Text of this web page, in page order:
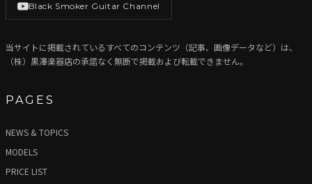
Black Smoker Guitar Channel
当サイトに掲載されているすべてのコンテンツ（記事、画像データなど）は、
（株）黒澤楽器店の承諾なく無断で掲載および転載できません。
PAGES
NEWS & TOPICS
MODELS
PRICE LIST